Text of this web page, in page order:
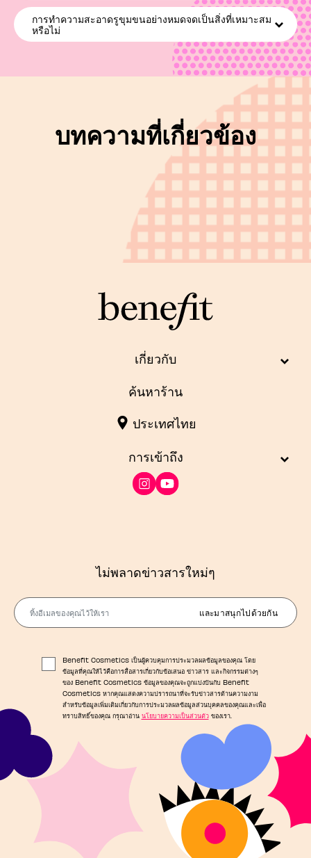
ไม่อุดตันรูขุมขน นอกจากนี้ คุณยังสามารถใช้มาส์กโคลนเพื่อดึงสิ่งสกปรก
ออกมาด้วย
เพื่อความสะอาดหมดจด คุณจะต้องมองหาผลิตภัณฑ์ทำความสะอาดเครื่อง
สำอางที่ไม่ก่อให้เกิดการอุดตัน ซึ่งจะช่วยล้างเครื่องสำอางได้อย่างมี
ประสิทธิภาพ ลองใช้คลีนซิ่งออยล์ The POREfessional Get
Unblocked กับ The POREfessional Good Cleanup!
การทำความสะอาดรูขุมขนอย่างหมดจดเป็นสิ่งที่เหมาะสม
หรือไม่
แน่นอน! การขจัดสิ่งสกปรกออกจากรูขุมขนสามารถช่วยให้ผิวของคุณรู้สึก
สุขภาพดี รูขุมขนที่สะอาดจะมีโอกาสอุดตันและเกิดรอยสิวหรือจุดด่างดำ
น้อยลง
บทความที่เกี่ยวข้อง
เกี่ยวกับ
ค้นหาร้าน
ประเทศไทย
การเข้าถึง
ไม่พลาดข่าวสารใหม่ๆ
ทิ้งอีเมลของคุณไว้ให้เรา
และมาสนุกไปด้วยกัน
Benefit Cosmetics เป็นผู้ควบคุมการประมวลผลข้อมูลของคุณ โดย
ข้อมูลที่คุณให้ไว้คือการสื่อสารเกี่ยวกับข้อเสนอ ข่าวสาร และกิจกรรมต่างๆ
ของ Benefit Cosmetics ข้อมูลของคุณจะถูกแบ่งปันกับ Benefit
Cosmetics หากคุณแสดงความปรารถนาที่จะรับข่าวสารด้านความงาม
สำหรับข้อมูลเพิ่มเติมเกี่ยวกับการประมวลผลข้อมูลส่วนบุคคลของคุณและเพื่อ
ทราบสิทธิ์ของคุณ กรุณาอ่าน นโยบายความเป็นส่วนตัวของเรา.